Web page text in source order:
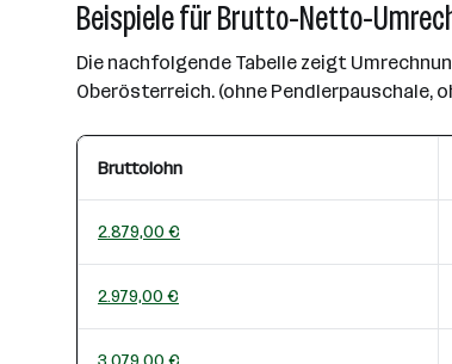
Beispiele für Brutto-Netto-
Die nachfolgende Tabelle zeigt
Oberösterreich. (ohne Pendlerpauschale,
Bruttolohn
2.879,00 €
2.979,00 €